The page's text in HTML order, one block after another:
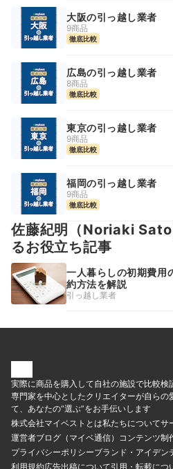
大阪の引っ越し業者
9商品
徹底比較
広島の引っ越し業者
8商品
徹底比較
東京の引っ越し業者
9商品
徹底比較
福岡の引っ越し業者
9商品
徹底比較
佐藤紀明（Noriaki Sato
るお役立ち記事
一人暮らしの初期費用
約方法を解説
引っ越し業者
実際に商品を購入して自社の施設で比較検
専門家を中心としたクリエイターが自らの
て、あなたの“選ぶ”をお手伝いします
株式会社マイベストとは私たちについてサ
運営者ブログ（マイベ通信） コンテンツ制
プライバシーポリシーブランド・アイデン
利用規約広告出稿について引用・転載につ